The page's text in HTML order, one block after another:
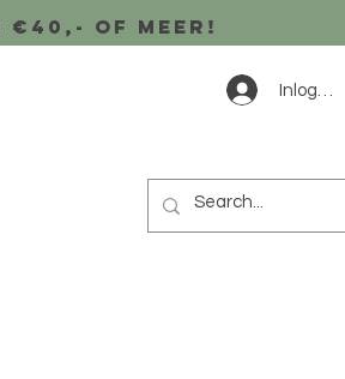
of meer!
Inloggen